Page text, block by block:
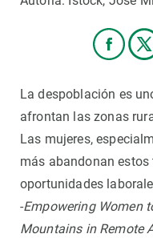
La despoblación es
afrontan las zonas
Las mujeres,
más abandonan
oportunidades
-Empowering Women
Mountains in Remote